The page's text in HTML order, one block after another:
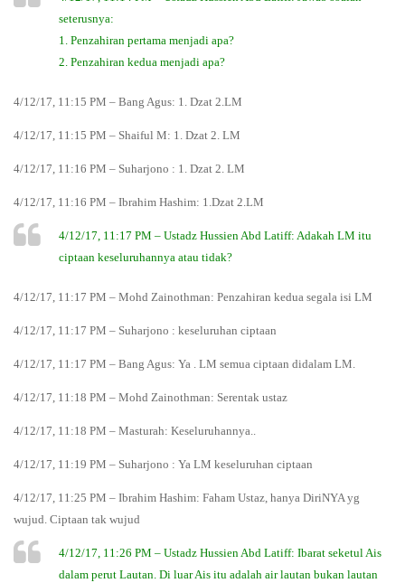
seterusnya:
1. Penzahiran pertama menjadi apa?
2. Penzahiran kedua menjadi apa?
4/12/17, 11:15 PM – Bang Agus: 1. Dzat 2.LM
4/12/17, 11:15 PM – Shaiful M: 1. Dzat 2. LM
4/12/17, 11:16 PM – Suharjono : 1. Dzat 2. LM
4/12/17, 11:16 PM – Ibrahim Hashim: 1.Dzat 2.LM
4/12/17, 11:17 PM – Ustadz Hussien Abd Latiff: Adakah LM itu
ciptaan keseluruhannya atau tidak?
4/12/17, 11:17 PM – Mohd Zainothman: Penzahiran kedua segala isi LM
4/12/17, 11:17 PM – Suharjono : keseluruhan ciptaan
4/12/17, 11:17 PM – Bang Agus: Ya . LM semua ciptaan didalam LM.
4/12/17, 11:18 PM – Mohd Zainothman: Serentak ustaz
4/12/17, 11:18 PM – Masturah: Keseluruhannya..
4/12/17, 11:19 PM – Suharjono : Ya LM keseluruhan ciptaan
4/12/17, 11:25 PM – Ibrahim Hashim: Faham Ustaz, hanya DiriNYA yg
wujud. Ciptaan tak wujud
4/12/17, 11:26 PM – Ustadz Hussien Abd Latiff: Ibarat seketul Ais
dalam perut Lautan. Di luar Ais itu adalah air lautan bukan lautan